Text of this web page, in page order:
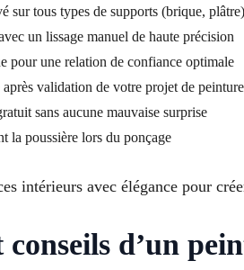
sur tous types de supports (brique, plâtre)
un lissage manuel de haute précision
pour une relation de confiance optimale
validation de votre projet de peinture
sans aucune mauvaise surprise
la poussière lors du ponçage
intérieurs avec élégance pour
d’un